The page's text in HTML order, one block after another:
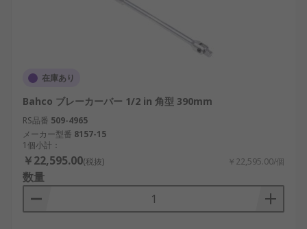
ソケットをしっかり保持
ホイールに最適
耐久性が高く長寿命
必要となる場合
在庫あり
Bahco ブレーカーバー 1/2 in 角型 390mm
RS品番 509-4965
メーカー型番 8157-15
1個小計：
￥22,595.00(税抜) ￥22,595.00/個
数量